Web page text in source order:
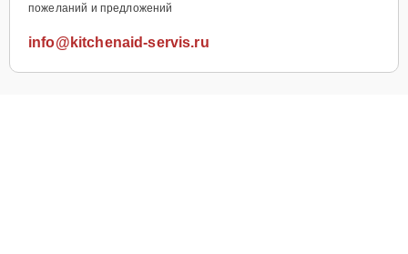
пожеланий и предложений
info@kitchenaid-servis.ru